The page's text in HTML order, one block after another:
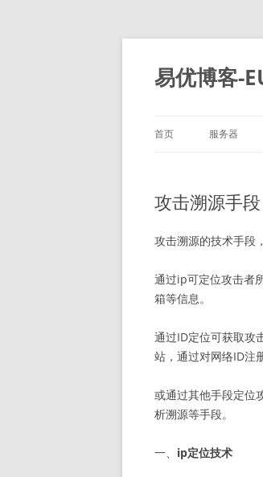
易优博客-
首页 服务器
HP
IBM
攻击溯源手段
攻击溯源的技术手段
通过ip可定位攻击者
箱等信息。
通过ID定位可获取攻
站，通过对网络ID注
或通过其他手段定位
析溯源等手段。
一、 ip定位技术